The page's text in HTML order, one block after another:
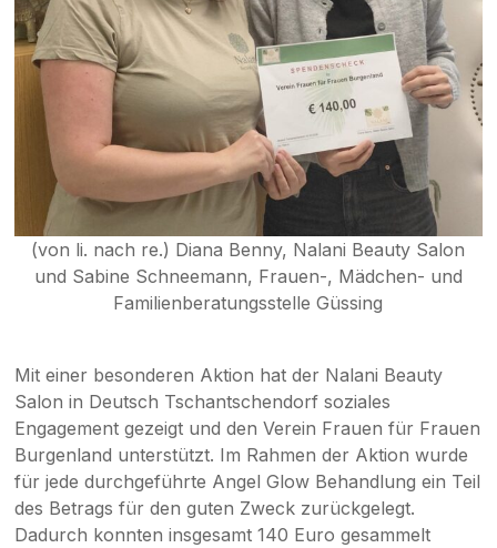
(von li. nach re.) Diana Benny, Nalani Beauty Salon
und Sabine Schneemann, Frauen-, Mädchen- und
Familienberatungsstelle Güssing
Mit einer besonderen Aktion hat der Nalani Beauty
Salon in Deutsch Tschantschendorf soziales
Engagement gezeigt und den Verein Frauen für Frauen
Burgenland unterstützt. Im Rahmen der Aktion wurde
für jede durchgeführte Angel Glow Behandlung ein Teil
des Betrags für den guten Zweck zurückgelegt.
Dadurch konnten insgesamt 140 Euro gesammelt